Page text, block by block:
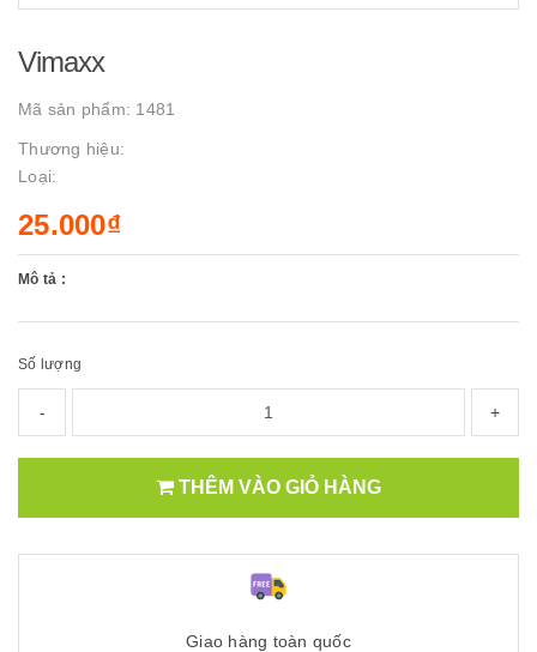
Vimaxx
Mã sản phẩm: 1481
Thương hiệu:
Loại:
25.000₫
Mô tả :
Số lượng
- +
THÊM VÀO GIỎ HÀNG
Giao hàng toàn quốc